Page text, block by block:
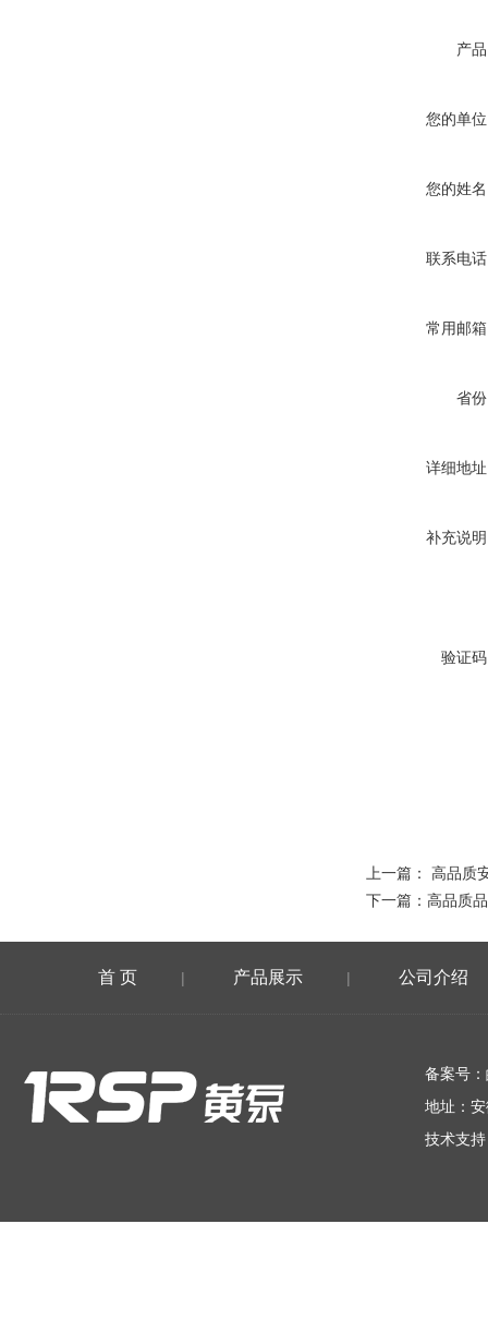
产
您的单
您的姓
联系电
常用邮
省
详细地
补充说
验证
上一篇： 高品质
下一篇： 高品质
首 页 | 产品展示 | 公司介绍
备案号：
地址：
技术支